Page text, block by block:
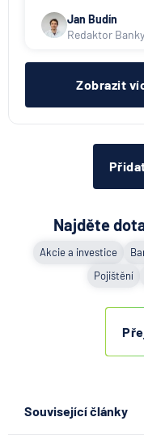
Jan Budín
Redaktor
Zobrazit
Najděte
Akcie a investice
Pojištění
Související články